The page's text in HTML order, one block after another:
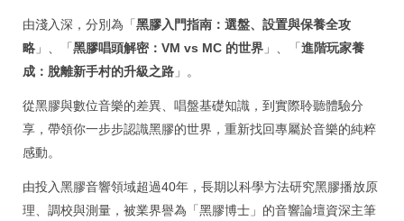
由淺入深，分別為「黑膠入門指南：選盤、設置與保養全攻
略 」、「黑膠唱頭解密：VM vs MC 的世界 」、「進階玩家養
成：脫離新手村的升級之路 」。
從黑膠與數位音樂的差異、唱盤基礎知識，到實際聆聽體驗分
享，帶領你一步步認識黑膠的世界，重新找回專屬於音樂的純粹
感動。
由投入黑膠音響領域超過40年，長期以科學方法研究黑膠播放原
理、調校與測量，被業界譽為「黑膠博士」的音響論壇資深主筆